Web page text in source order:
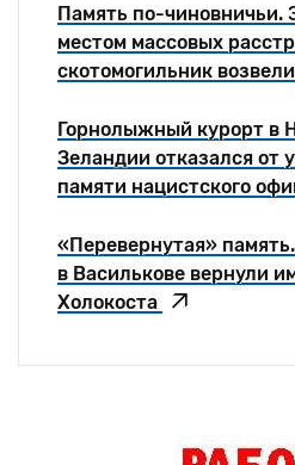
Память по-чиновничьи.
местом массовых
скотомогильник возвели
Горнолыжный курорт в
Зеландии отказался от
памяти нацистского
«Перевернутая»
в Василькове вернули
Холокоста